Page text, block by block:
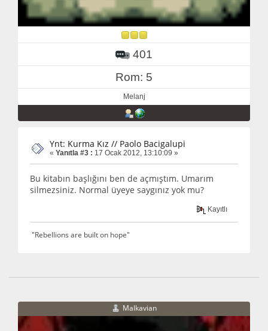
401
Rom: 5
Melanj
Ynt: Kurma Kız // Paolo Bacigalupi
« Yanıtla #3 : 17 Ocak 2012, 13:10:09 »
Bu kitabın başlığını ben de açmıştım. Umarım
silmezsiniz. Normal üyeye saygınız yok mu?
Kayıtlı
"Rebellions are built on hope"
Malkavian